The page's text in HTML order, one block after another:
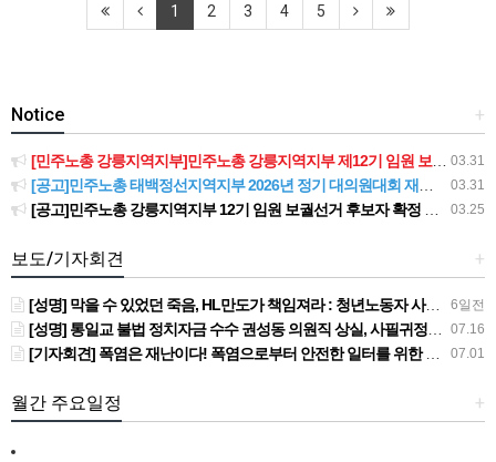
1 2 3 4 5
+
Notice
03.31
[민주노총 강릉지역지부]민주노총 강릉지역지부 제12기 임원 보궐선거결과 공고
03.31
[공고]민주노총 태백정선지역지부 2026년 정기 대의원대회 재소집 건
03.25
[공고]민주노총 강릉지역지부 12기 임원 보궐선거 후보자 확정 공고
+
보도/기자회견
6일전
[성명] 막을 수 있었던 죽음, HL만도가 책임져라 : 청년노동자 사망사고의 철저한 진상규명과 재발방지 대책 마련하라
07.16
[성명] 통일교 불법 정치자금 수수 권성동 의원직 상실, 사필귀정이다
07.01
[기자회견] 폭염은 재난이다! 폭염으로부터 안전한 일터를 위한 민주노총 강원지역본부 폭염감시단 선포 기자회견
+
월간 주요일정